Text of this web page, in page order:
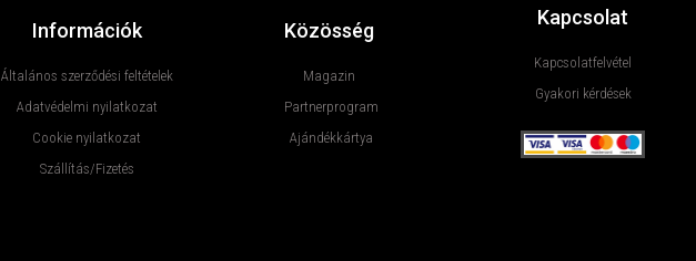
Információk
Általános szerződési feltételek
Adatvédelmi nyilatkozat
Cookie nyilatkozat
Szállítás/Fizetés
Közösség
Magazin
Partnerprogram
Ajándékkártya
Kapcsolat
Kapcsolatfelvétel
Gyakori kérdések